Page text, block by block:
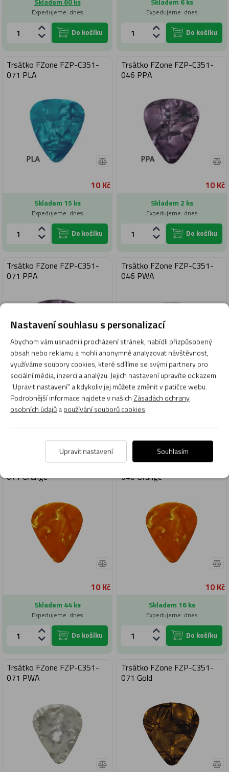
Expedujeme: dnes
Do košíku
Expedujeme: dnes
Do košíku
Trsátko FZone FZP-C351-
071 PLA
10 Kč
Skladem 15 ks
Expedujeme: dnes
Do košíku
Trsátko FZone FZP-C351-
046 PPA
10 Kč
Skladem 2 ks
Expedujeme: dnes
Do košíku
Trsátko FZone FZP-C351-
071 PPA
10 Kč
Skladem 59 ks
Expedujeme: dnes
Trsátko FZone FZP-C351-
046 PWA
10 Kč
Skladem 31 ks
Trsátko FZone FZP-C351-
071 Orange
10 Kč
Skladem 44 ks
Expedujeme: dnes
Do košíku
Trsátko FZone FZP-C351-
046 Orange
10 Kč
Skladem 16 ks
Expedujeme: dnes
Do košíku
Trsátko FZone FZP-C351-
071 PWA
Trsátko FZone FZP-C351-
071 Gold
Nastavení souhlasu s personalizací
Abychom vám usnadnili procházení stránek, nabídli přizpůsobený
obsah nebo reklamu a mohli anonymně analyzovat návštěvnost,
využíváme soubory cookies, které sdílíme se svými partnery pro
sociální média, inzerci a analýzu. Jejich nastavení upravíte odkazem
"Upravit nastavení" a kdykoliv jej můžete změnit v patičce webu.
Podrobnější informace najdete v našich Zásadách ochrany
osobních údajůapoužívání souborů cookies.
Upravit nastavení Souhlasím